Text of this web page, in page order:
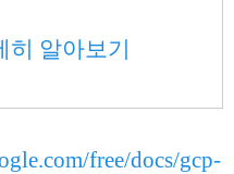
히 알아보기
free/docs/gcp-